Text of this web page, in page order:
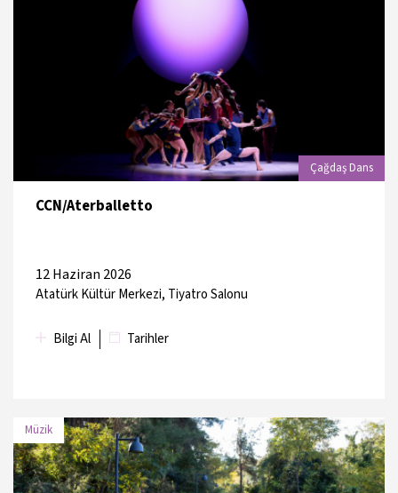
Çağdaş Dans
CCN/Aterballetto
12 Haziran 2026
Atatürk Kültür Merkezi, Tiyatro Salonu
Bilgi Al Tarihler
MEKAN
Atatürk Kent Ormanı
13 Haziran 2026 Atatürk Kent Ormanı
14 Haziran 2026 Atatürk Kent Ormanı
Müzik
TARİH MEKAN